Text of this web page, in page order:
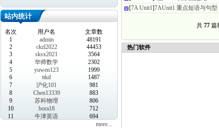
站内统计
名次 用户名
文章数
1
admin
48191
2
ckzl2022
44453
3
sksx2021
3564
4
华师数学
2302
5
yuwen123
1999
6
ttkd
1487
7
沪化101
981
8
Chen13339
883
9
苏科物理
806
10
bora18
712
11
牛津英语
694
more...
[7A Unit1]7AUnit1 重点短语与句型
共 77
热门软件